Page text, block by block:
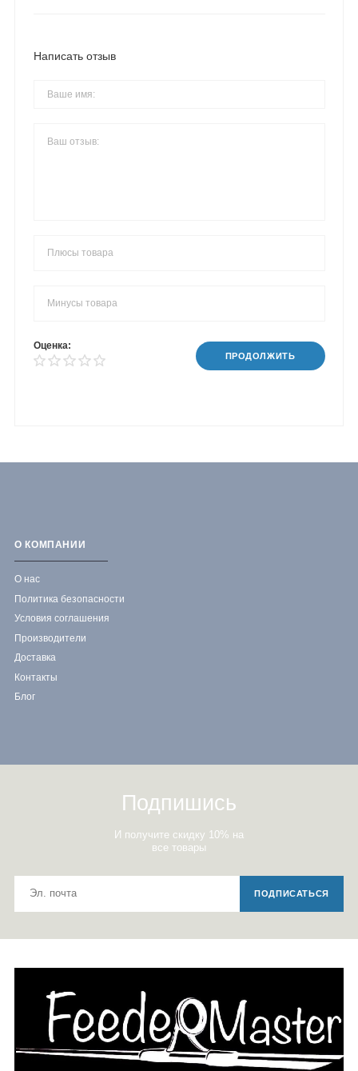
Написать отзыв
Оценка:
ПРОДОЛЖИТЬ
О КОМПАНИИ
О нас
Политика безопасности
Условия соглашения
Производители
Доставка
Контакты
Блог
Подпишись
И получите скидку 10% на
все товары
ПОДПИСАТЬСЯ